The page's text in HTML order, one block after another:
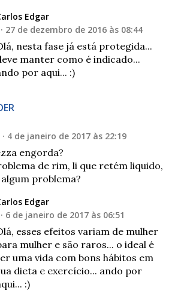
Edgar
27 de dezembro de 2016 às 08:44
nesta fase já está protegida...
manter como é indicado...
por aqui... :)
4 de janeiro de 2017 às 22:19
engorda?
de rim, li que retém liquido,
problema?
Edgar
6 de janeiro de 2017 às 06:51
esses efeitos variam de mulher
mulher e são raros... o ideal é
uma vida com bons hábitos em
dieta e exercício... ando por
:)